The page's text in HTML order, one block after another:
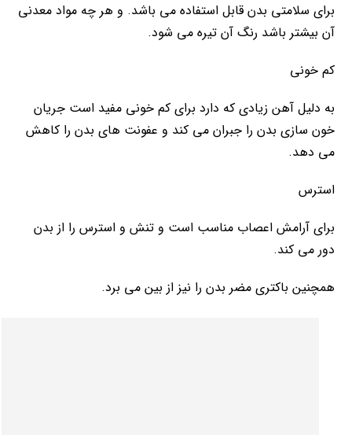
برای سلامتی بدن قابل استفاده می باشد. و هر چه مواد معدنی
آن بیشتر باشد رنگ آن تیره می شود.
کم خونی
به دلیل آهن زیادی که دارد برای کم خونی مفید است جریان
خون سازی بدن را جبران می کند و عفونت های بدن را کاهش
می دهد.
استرس
برای آرامش اعصاب مناسب است و تنش و استرس را از بدن
دور می کند.
همچنین باکتری مضر بدن را نیز از بین می برد.